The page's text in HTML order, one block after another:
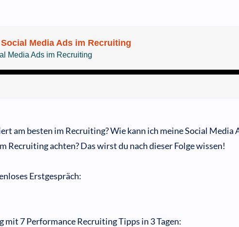
am besten im Recruiting? Wie kann ich meine Social Media
Recruiting achten? Das wirst du nach dieser Folge wissen!
Erstgespräch:
mit 7 Performance Recruiting Tipps in 3 Tagen: